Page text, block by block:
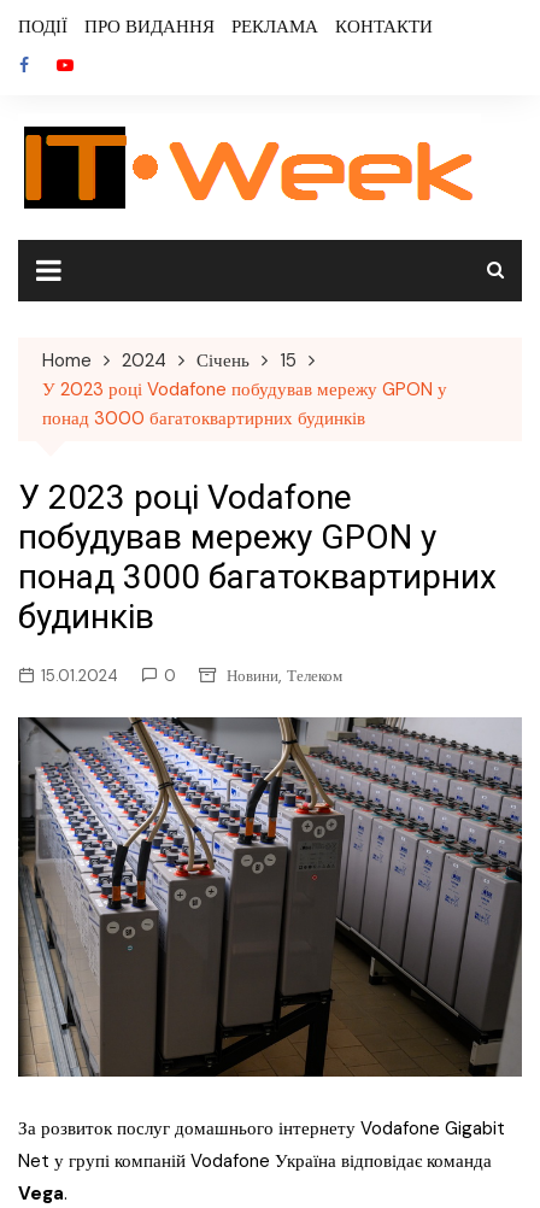
content
ПОДІЇ ПРО ВИДАННЯ РЕКЛАМА КОНТАКТИ
Home 2024 Січень
15
У 2023 році Vodafone побудував мережу GPON у
понад 3000 багатоквартирних будинків
У 2023 році Vodafone
побудував мережу GPON у
понад 3000 багатоквартирних
будинків
15.01.2024 0 Новини, Телеком
За розвиток послуг домашнього інтернету Vodafone Gigabit
Net у групі компаній Vodafone Україна відповідає команда
Vega.